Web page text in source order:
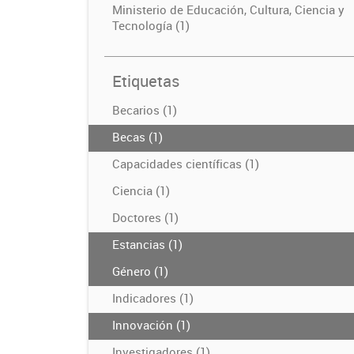
Ministerio de Educación, Cultura, Ciencia y
Tecnología (1)
Etiquetas
Becarios (1)
Becas (1)
Capacidades científicas (1)
Ciencia (1)
Doctores (1)
Estancias (1)
Género (1)
Indicadores (1)
Innovación (1)